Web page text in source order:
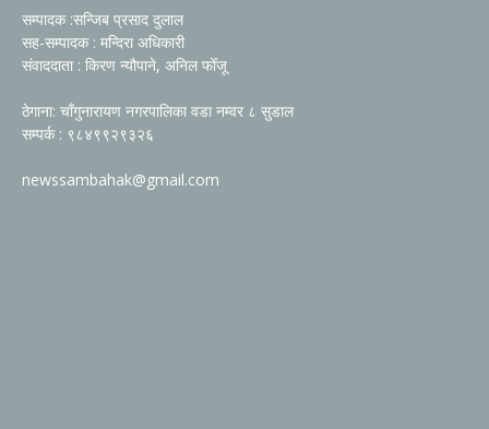
सम्पादक :सन्जिब प्रसाद दुलाल
सह-सम्पादक : मन्दिरा अधिकारी
संवाददाता : किरण न्यौपाने, अनिल फोँजू
ठेगाना: चाँगुनारायण नगरपालिका वडा नम्वर ८ सुडाल
सम्पर्क : ९८४९९२९३२६
newssambahak@gmail.com